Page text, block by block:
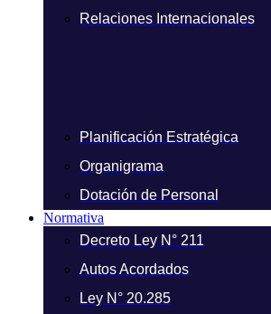
Relaciones Internacionales
Planificación Estratégica
Organigrama
Dotación de Personal
Normativa
Decreto Ley N° 211
Autos Acordados
Ley N° 20.285